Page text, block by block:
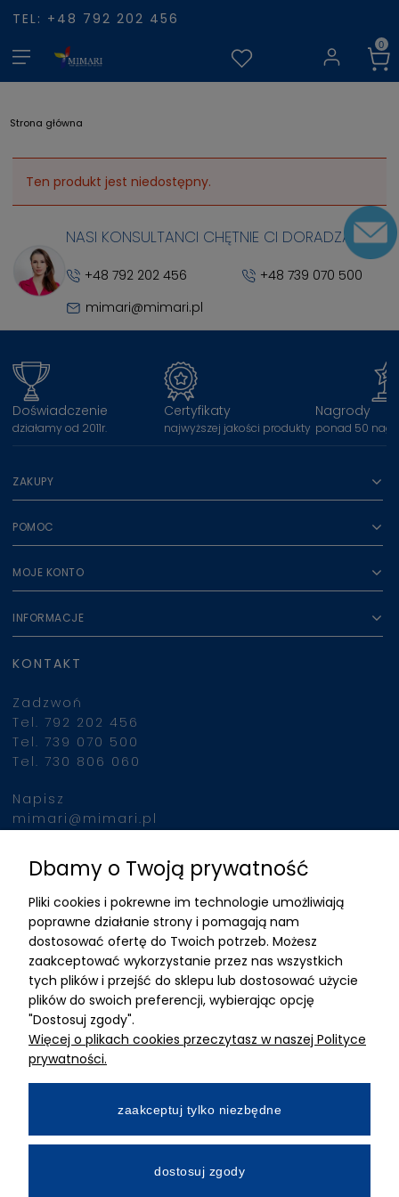
TEL: +48 792 202 456
Strona główna
Ten produkt jest niedostępny.
NASI KONSULTANCI CHĘTNIE CI DORADZĄ
+48 792 202 456
+48 739 070 500
mimari@mimari.pl
Doświadczenie
działamy od 2011r.
Certyfikaty
najwyższej jakości produkty
Nagrody
ponad 50
ZAKUPY
POMOC
MOJE KONTO
INFORMACJE
KONTAKT
Zadzwoń
Tel. 792 202 456
Tel. 739 070 500
Tel. 730 806 060
Napisz
mimari@mimari.pl
Znajdziesz nas
ADRES
MIMARI sp z o.o.
ul. Kurkowa 12
50-210 Wrocław
Dane rejestracyjne
NIP:8982325327
Wpłacony w całości
Numer konta bankowego
Dbamy o Twoją prywatność
Pliki cookies i pokrewne im technologie umożliwiają
poprawne działanie strony i pomagają nam
dostosować ofertę do Twoich potrzeb. Możesz
zaakceptować wykorzystanie przez nas wszystkich
tych plików i przejść do sklepu lub dostosować użycie
plików do swoich preferencji, wybierając opcję
"Dostosuj zgody".
Więcej o plikach cookies przeczytasz w naszej Polityce
prywatności.
zaakceptuj tylko niezbędne
dostosuj zgody